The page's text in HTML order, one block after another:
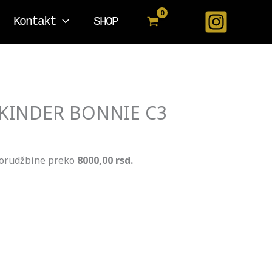
Kontakt SHOP
BONNIE C3
preko 8000,00 rsd.